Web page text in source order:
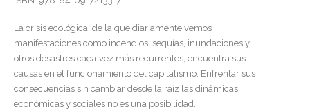
La crisis ecológica, de la que diariamente vemos
manifestaciones como incendios, sequías, inundaciones y
otros desastres cada vez más recurrentes, encuentra sus
causas en el funcionamiento del capitalismo. Enfrentar sus
consecuencias sin cambiar desde la raíz las dinámicas
económicas y sociales no es una posibilidad.